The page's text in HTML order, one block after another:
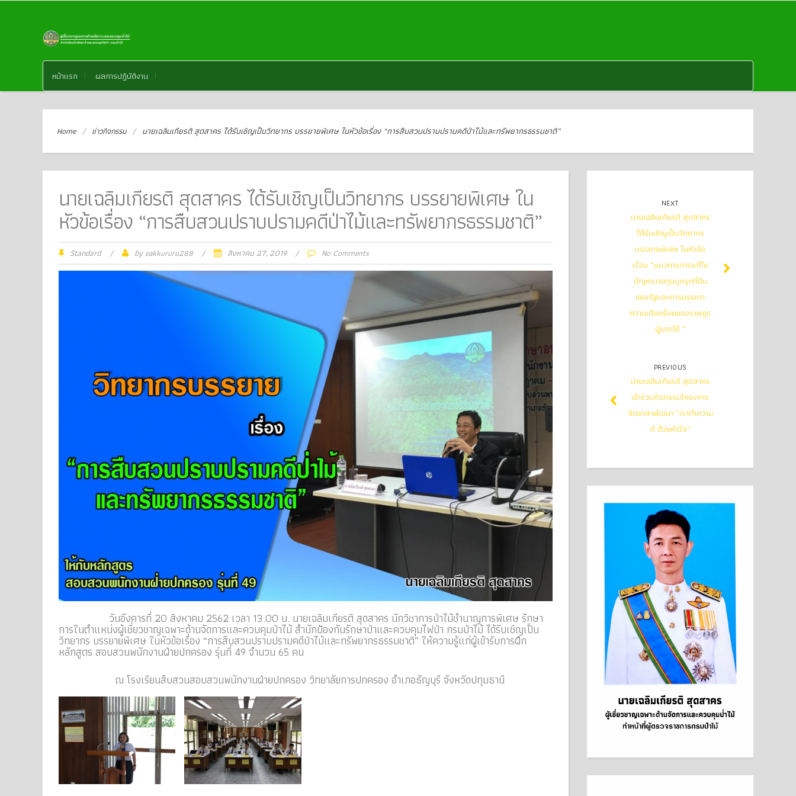
หน้าแรก ผลการปฏิบัติงาน
Home / ข่าวกิจกรรม / นายเฉลิมเกียรติ สุดสาคร ได้รับเชิญเป็นวิทยากร บรรยายพิเศษ ในหัวข้อเรื่อง “การสืบสวนปราบปรามคดีป่าไม้และทรัพยากรธรรมชาติ”
นายเฉลิมเกียรติ สุดสาคร ได้รับเชิญเป็นวิทยากร บรรยายพิเศษ ใน
หัวข้อเรื่อง “การสืบสวนปราบปรามคดีป่าไม้และทรัพยากรธรรมชาติ”
Standard / byeakkururu288 / สิงหาคม 27, 2019 / No Comments
วันอังคารที่ 20 สิงหาคม 2562 เวลา 13.00 น. นายเฉลิมเกียรติ สุดสาคร นักวิชาการป่าไม้ชำนาญการพิเศษ รักษา
การในตำแหน่งผู้เชี่ยวชาญเฉพาะด้านจัดการและควบคุมป่าไม้ สำนักป้องกันรักษาป่าและควบคุมไฟป่า กรมป่าไม้ ได้รับเชิญเป็น
วิทยากร บรรยายพิเศษ ในหัวข้อเรื่อง “การสืบสวนปราบปรามคดีป่าไม้และทรัพยากรธรรมชาติ” ให้ความรู้แก่ผู้เข้ารับการฝึก
หลักสูตร สอบสวนพนักงานฝ่ายปกครอง รุ่นที่ 49 จำนวน 65 คน
ณ โรงเรียนสืบสวนสอบสวนพนักงานฝ่ายปกครอง วิทยาลัยการปกครอง อำเภอธัญบุรี จังหวัดปทุมธานี
NEXT
นายเฉลิมเกียรติ สุดสาคร
ได้รับเชิญเป็นวิทยากร
บรรยายพิเศษ ในหัวข้อ
เรื่อง “แนวทางการแก้ไข
ปัญหานายทุนบุกรุกที่ดิน
ของรัฐและการบรรเทา
ความเดือดร้อนของราษฎร
ผู้ยากไร้ ”
PREVIOUS
นายเฉลิมเกียรติ สุดสาคร
เข้าร่วมกิจกรรมโครงการ
จิตอาสาพัฒนา “เราทำความ
ดี ด้วยหัวใจ”